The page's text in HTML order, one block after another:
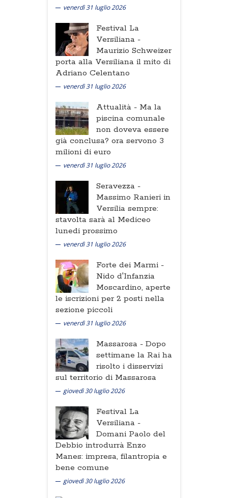
venerdì 31 luglio 2026
Festival La
Versiliana -
Maurizio Schweizer
porta alla Versiliana il mito di
Adriano Celentano
venerdì 31 luglio 2026
Attualità - Ma la
piscina comunale
non doveva essere
già conclusa? ora servono 3
milioni di euro
venerdì 31 luglio 2026
Seravezza -
Massimo Ranieri in
Versilia sempre:
stavolta sarà al Mediceo
lunedi prossimo
venerdì 31 luglio 2026
Forte dei Marmi -
Nido d'Infanzia
Moscardino, aperte
le iscrizioni per 2 posti nella
sezione piccoli
venerdì 31 luglio 2026
Massarosa - Dopo
settimane la Rai ha
risolto i disservizi
sul territorio di Massarosa
giovedì 30 luglio 2026
Festival La
Versiliana -
Domani Paolo del
Debbio introdurrà Enzo
Manes: impresa, filantropia e
bene comune
giovedì 30 luglio 2026